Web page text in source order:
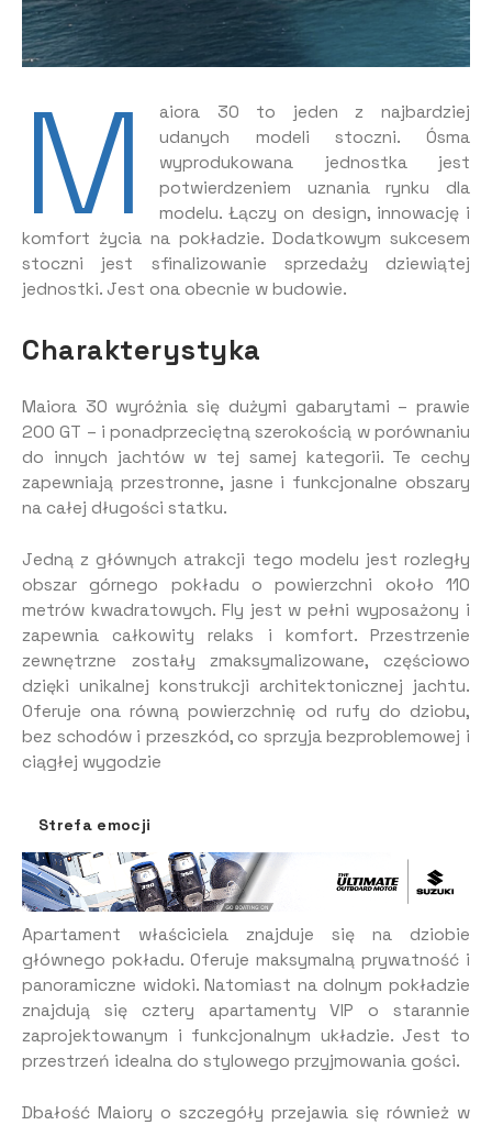
M
aiora 30 to jeden z najbardziej
udanych modeli stoczni. Ósma
wyprodukowana jednostka jest
potwierdzeniem uznania rynku dla
modelu. Łączy on design, innowację i
komfort życia na pokładzie. Dodatkowym sukcesem
stoczni jest sfinalizowanie sprzedaży dziewiątej
jednostki. Jest ona obecnie w budowie.
Charakterystyka
Maiora 30 wyróżnia się dużymi gabarytami – prawie
200 GT – i ponadprzeciętną szerokością w porównaniu
do innych jachtów w tej samej kategorii. Te cechy
zapewniają przestronne, jasne i funkcjonalne obszary
na całej długości statku.
Jedną z głównych atrakcji tego modelu jest rozległy
obszar górnego pokładu o powierzchni około 110
metrów kwadratowych. Fly jest w pełni wyposażony i
zapewnia całkowity relaks i komfort. Przestrzenie
zewnętrzne zostały zmaksymalizowane, częściowo
dzięki unikalnej konstrukcji architektonicznej jachtu.
Oferuje ona równą powierzchnię od rufy do dziobu,
bez schodów i przeszkód, co sprzyja bezproblemowej i
ciągłej wygodzie
Strefa emocji
Apartament właściciela znajduje się na dziobie
głównego pokładu. Oferuje maksymalną prywatność i
panoramiczne widoki. Natomiast na dolnym pokładzie
znajdują się cztery apartamenty VIP o starannie
zaprojektowanym i funkcjonalnym układzie. Jest to
przestrzeń idealna do stylowego przyjmowania gości.
Dbałość Maiory o szczegóły przejawia się również w